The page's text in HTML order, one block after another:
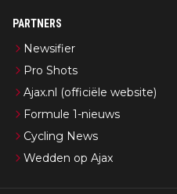
PARTNERS
Newsifier
Pro Shots
Ajax.nl (officiële website)
Formule 1-nieuws
Cycling News
Wedden op Ajax